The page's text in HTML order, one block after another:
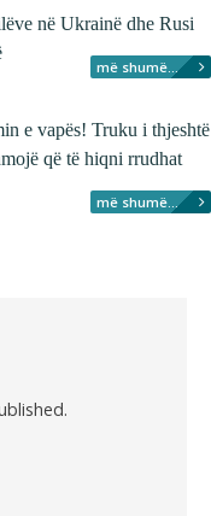
në Ukrainë dhe Rusi
më shumë...
e vapës! Truku i thjeshtë
që të hiqni rrudhat
më shumë...